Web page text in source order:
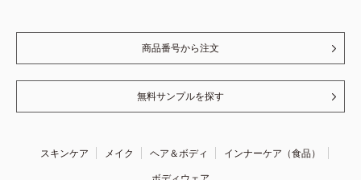
商品番号から注文
無料サンプルを探す
スキンケア メイク ヘア＆ボディ
インナーケア（食品）